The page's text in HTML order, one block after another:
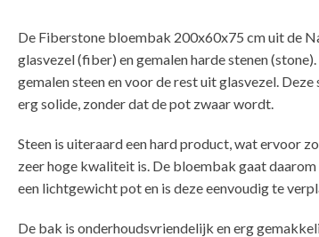
De Fiberstone bloembak 200x60x75 cm uit de
glasvezel (fiber) en gemalen harde stenen
gemalen steen en voor de rest uit glasvezel.
erg solide, zonder dat de pot zwaar wordt.
Steen is uiteraard een hard product, wat ervoor
zeer hoge kwaliteit is. De bloembak gaat
een lichtgewicht pot en is deze eenvoudig te
De bak is onderhoudsvriendelijk en erg